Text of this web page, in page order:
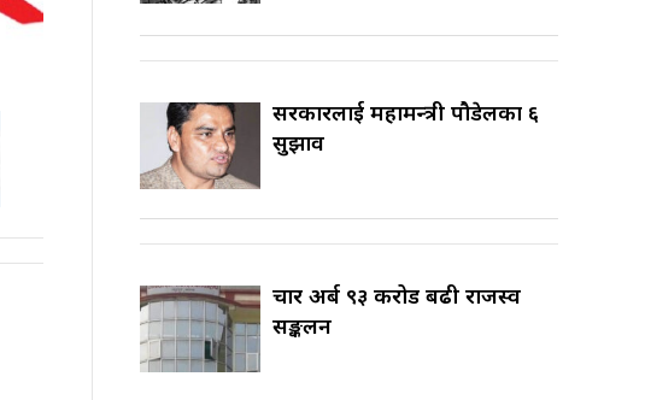
सरकारलाई महामन्त्री पौडेलका ६
सुझाव
चार अर्ब ९३ करोड बढी राजस्व
सङ्कलन